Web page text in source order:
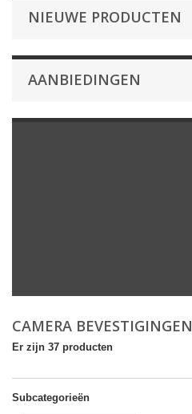
NIEUWE PRODUCTEN
AANBIEDINGEN
CAMERA BEVESTIGINGEN
Er zijn 37 producten
Subcategorieën